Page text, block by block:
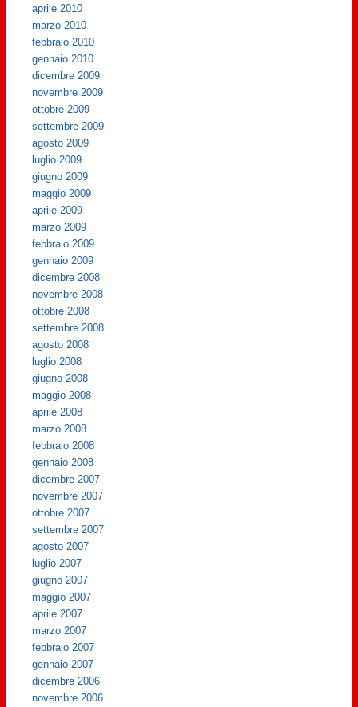
aprile 2010
marzo 2010
febbraio 2010
gennaio 2010
dicembre 2009
novembre 2009
ottobre 2009
settembre 2009
agosto 2009
luglio 2009
giugno 2009
maggio 2009
aprile 2009
marzo 2009
febbraio 2009
gennaio 2009
dicembre 2008
novembre 2008
ottobre 2008
settembre 2008
agosto 2008
luglio 2008
giugno 2008
maggio 2008
aprile 2008
marzo 2008
febbraio 2008
gennaio 2008
dicembre 2007
novembre 2007
ottobre 2007
settembre 2007
agosto 2007
luglio 2007
giugno 2007
maggio 2007
aprile 2007
marzo 2007
febbraio 2007
gennaio 2007
dicembre 2006
novembre 2006